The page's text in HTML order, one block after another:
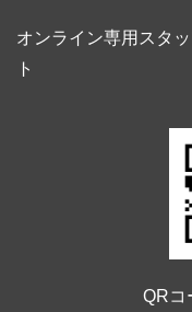
オンライン専用スタ
ト
QRコ